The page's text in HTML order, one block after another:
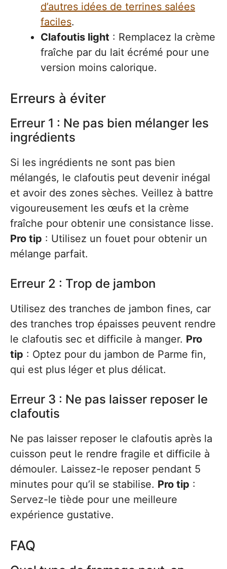
d’autres idées de terrines salées
faciles.
Clafoutis light : Remplacez la crème
fraîche par du lait écrémé pour une
version moins calorique.
Erreurs à éviter
Erreur 1 : Ne pas bien mélanger les
ingrédients
Si les ingrédients ne sont pas bien
mélangés, le clafoutis peut devenir inégal
et avoir des zones sèches. Veillez à battre
vigoureusement les œufs et la crème
fraîche pour obtenir une consistance lisse.
Pro tip : Utilisez un fouet pour obtenir un
mélange parfait.
Erreur 2 : Trop de jambon
Utilisez des tranches de jambon fines, car
des tranches trop épaisses peuvent rendre
le clafoutis sec et difficile à manger. Pro
tip : Optez pour du jambon de Parme fin,
qui est plus léger et plus délicat.
Erreur 3 : Ne pas laisser reposer le
clafoutis
Ne pas laisser reposer le clafoutis après la
cuisson peut le rendre fragile et difficile à
démouler. Laissez-le reposer pendant 5
minutes pour qu’il se stabilise. Pro tip :
Servez-le tiède pour une meilleure
expérience gustative.
FAQ